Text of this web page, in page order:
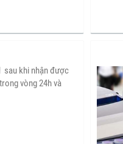
sau khi nhận được
vòng 24h và
việc thanh toán và
trong khoảng từ 3-5
thỏa thuận với